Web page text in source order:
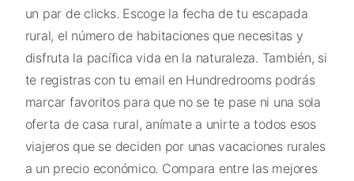
un par de clicks. Escoge la fecha de tu escapada
rural, el número de habitaciones que necesitas y
disfruta la pacífica vida en la naturaleza. También, si
te registras con tu email en Hundredrooms podrás
marcar favoritos para que no se te pase ni una sola
oferta de casa rural, anímate a unirte a todos esos
viajeros que se deciden por unas vacaciones rurales
a un precio económico. Compara entre las mejores